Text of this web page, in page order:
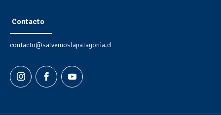
Contacto
contacto@salvemoslapatagonia.cl